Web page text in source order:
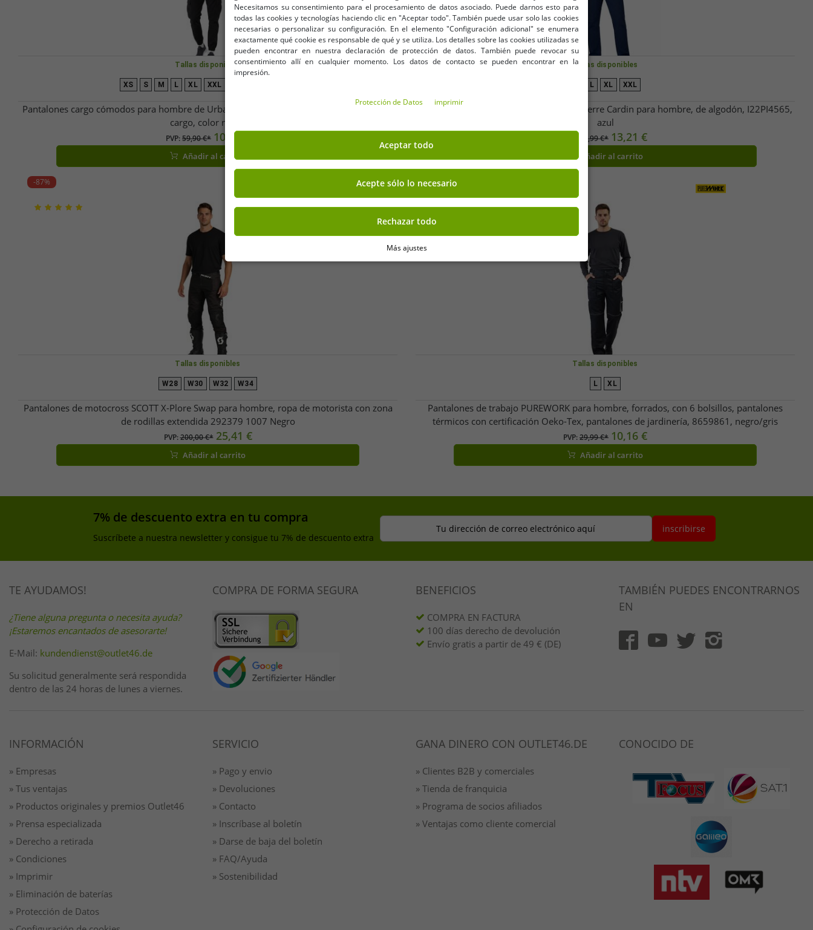
Tallas disponibles
XS S M L XL XXL
Pantalones cargo cómodos para hombre de Urban Classics con cintura elástica y bolsillos
cargo, color negro
PVP:59,90 €* 10,16 €
Añadir al carrito
Tallas disponibles
L XL XXL
Elegantes pantalones vaqueros chinos Pierre Cardin para hombre, de algodón, I22PI4565,
azul
99,99 €* 13,21 €
Añadir al carrito
-87%
Tallas disponibles
W28 W30 W32 W34
Pantalones de motocross SCOTT X-Plore Swap para hombre, ropa de motorista con zona
de rodillas extendida 292379 1007 Negro
PVP:200,00 €* 25,41 €
Añadir al carrito
-66%
Tallas disponibles
L XL
Pantalones de trabajo PUREWORK para hombre, forrados, con 6 bolsillos, pantalones
térmicos con certificación Oeko-Tex, pantalones de jardinería, 8659861, negro/gris
PVP:29,99 €* 10,16 €
Añadir al carrito
7% de descuento extra en tu compra
Suscríbete a nuestra newsletter y consigue tu 7% de descuento extra
Tu dirección de correo electrónico aquí inscribirse
TE AYUDAMOS!
¿Tiene alguna pregunta o necesita ayuda?
¡Estaremos encantados de asesorarte!
E-Mail: kundendienst@outlet46.de
Su solicitud generalmente será respondida
dentro de las 24 horas de lunes a viernes.
COMPRA DE FORMA SEGURA BENEFICIOS
COMPRA EN FACTURA
100 días derecho de devolución
Envío gratis a partir de 49 € (DE)
TAMBIÉN PUEDES ENCONTRARNOS
EN
INFORMACIÓN
» Empresas
» Tus ventajas
» Productos originales y premios Outlet46
» Prensa especializada
» Derecho a retirada
» Condiciones
» Imprimir
» Eliminación de baterías
» Protección de Datos
SERVICIO
» Pago y envio
» Devoluciones
» Contacto
» Inscríbase al boletín
» Darse de baja del boletín
» FAQ/Ayuda
» Sostenibilidad
GANA DINERO CON OUTLET46.DE
» Clientes B2B y comerciales
» Tienda de franquicia
» Programa de socios afiliados
» Ventajas como cliente comercial
CONOCIDO DE
Necesitamos su consentimiento para el procesamiento de datos asociado. Puede darnos esto para
todas las cookies y tecnologías haciendo clic en "Aceptar todo". También puede usar solo las cookies
necesarias o personalizar su configuración. En el elemento "Configuración adicional" se enumera
exactamente qué cookie es responsable de qué y se utiliza. Los detalles sobre las cookies utilizadas se
pueden encontrar en nuestra declaración de protección de datos. También puede revocar su
consentimiento allí en cualquier momento. Los datos de contacto se pueden encontrar en la
impresión.
Protección de Datos imprimir
Aceptar todo
Acepte sólo lo necesario
Rechazar todo
Más ajustes